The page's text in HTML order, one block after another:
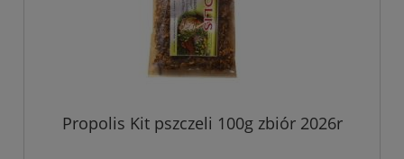
Propolis Kit pszczeli 100g zbiór 2026r